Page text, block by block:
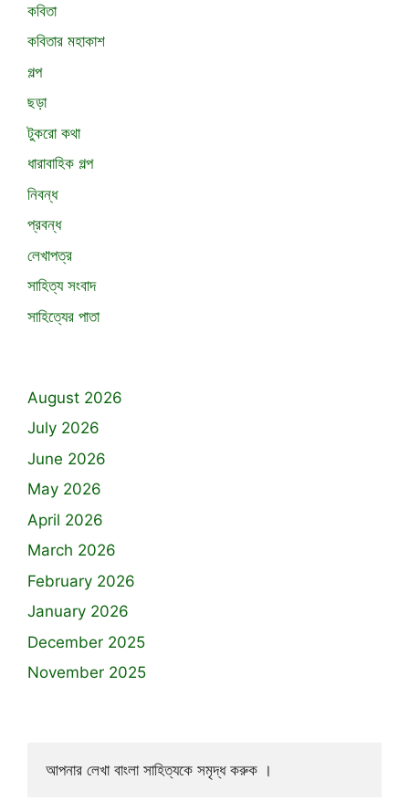
কবিতা
কবিতার মহাকাশ
গল্প
ছড়া
টুকরো কথা
ধারাবাহিক গল্প
নিবন্ধ
প্রবন্ধ
লেখাপত্র
সাহিত্য সংবাদ
সাহিত্যের পাতা
August 2026
July 2026
June 2026
May 2026
April 2026
March 2026
February 2026
January 2026
December 2025
November 2025
আপনার লেখা বাংলা সাহিত্যকে সমৃদ্ধ করুক ।